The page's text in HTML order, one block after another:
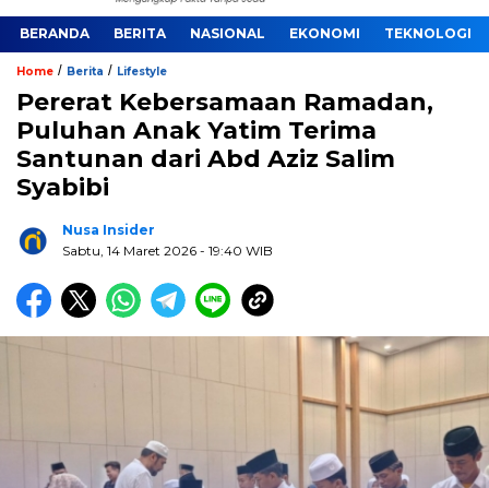
BERANDA BERITA NASIONAL EKONOMI TEKNOLOGI
Home / Berita / Lifestyle
Pererat Kebersamaan Ramadan,
Puluhan Anak Yatim Terima
Santunan dari Abd Aziz Salim
Syabibi
Nusa Insider
Sabtu, 14 Maret 2026 - 19:40 WIB